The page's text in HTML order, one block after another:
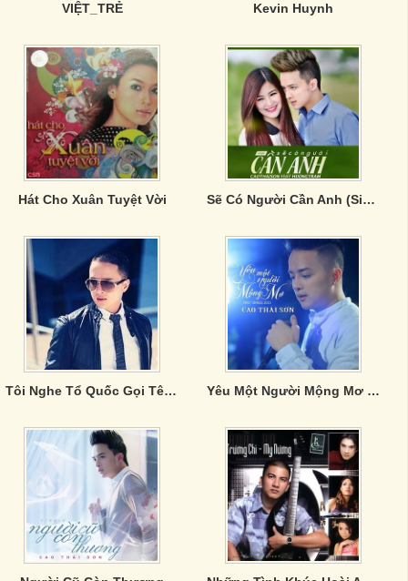
VIỆT_TRẺ Kevin Huynh
Hát Cho Xuân Tuyệt Vời Sẽ Có Người Cần Anh (Single)
Tôi Nghe Tổ Quốc Gọi Tên Mình Yêu Một Người Mộng Mơ (Single)